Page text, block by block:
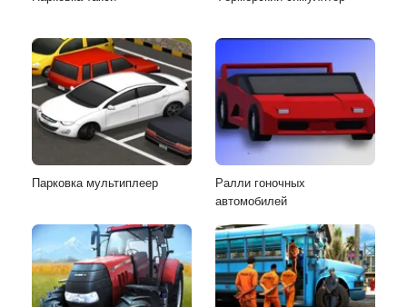
Парковка мультиплеер
Ралли гоночных
автомобилей